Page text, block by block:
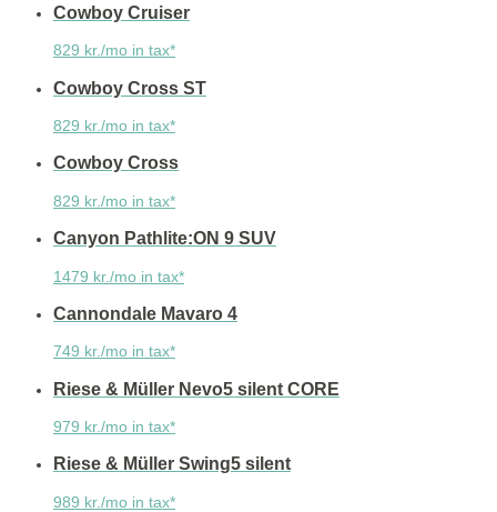
Cowboy Cruiser
829 kr./mo in tax*
Cowboy Cross ST
829 kr./mo in tax*
Cowboy Cross
829 kr./mo in tax*
Canyon Pathlite:ON 9 SUV
1479 kr./mo in tax*
Cannondale Mavaro 4
749 kr./mo in tax*
Riese & Müller Nevo5 silent CORE
979 kr./mo in tax*
Riese & Müller Swing5 silent
989 kr./mo in tax*